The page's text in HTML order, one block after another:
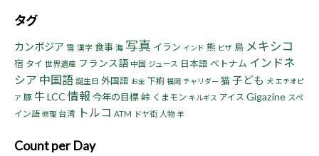
タグ
カンボジア 雪 漢字 食事 海 写真 イラン インド 熊 ビザ 鳥 メキシコ
宿 タイ 世界遺産 フランス語 中国 ジュース 日本語 ベトナム インドネ
シア 中国語 誕生日 外国語 お金 下痢 福岡 チャリダー 猫子ども 犬 エチオピ
ア 豚 牛LCC 情報 今年の目標峠 くまモン キルギス アイス Gigazine スペ
イン語 修理 台湾 トルコ ATM ドヤ街 人物 羊
Count per Day